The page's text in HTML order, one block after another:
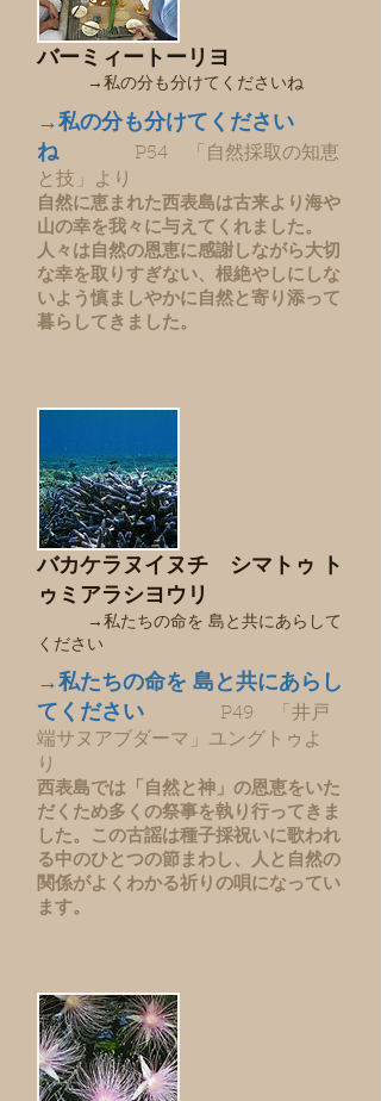
バーミィートーリヨ
→私の分も分けてくださいね
→私の分も分けてください
ね
P54 「自然採取の知恵
と技」より
自然に恵まれた西表島は古来より海や
山の幸を我々に与えてくれました。
人々は自然の恩恵に感謝しながら大切
な幸を取りすぎない、根絶やしにしな
いよう慎ましやかに自然と寄り添って
暮らしてきました。
バカケラヌイヌチ シマトゥ ト
ゥミアラシヨウリ
→私たちの命を 島と共にあらして
ください
→私たちの命を 島と共にあらし
てください P49 「井戸
端サヌアブダーマ」ユングトゥよ
り
西表島では「自然と神」の恩恵をいた
だくため多くの祭事を執り行ってきま
した。この古謡は種子採祝いに歌われ
る中のひとつの節まわし、人と自然の
関係がよくわかる祈りの唄になってい
ます。